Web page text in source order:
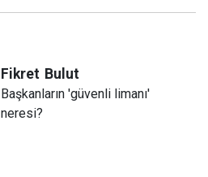
Fikret Bulut
Başkanların 'güvenli limanı'
neresi?